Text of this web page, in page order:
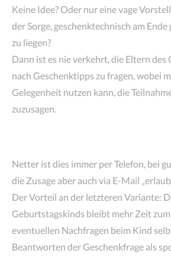
Keine Idee? Oder nur eine vage
der Sorge, geschenktechnisch am
zu liegen?
Dann ist es nie verkehrt, die Eltern des
nach Geschenktipps zu fragen, wobei
Gelegenheit nutzen kann, die
zuzusagen.
Netter ist dies immer per Telefon, bei
die Zusage aber auch via E-Mail
Der Vorteil an der letzteren Variante:
Geburtstagskinds bleibt mehr Zeit
eventuellen Nachfragen beim Kind
Beantworten der Geschenkfrage als